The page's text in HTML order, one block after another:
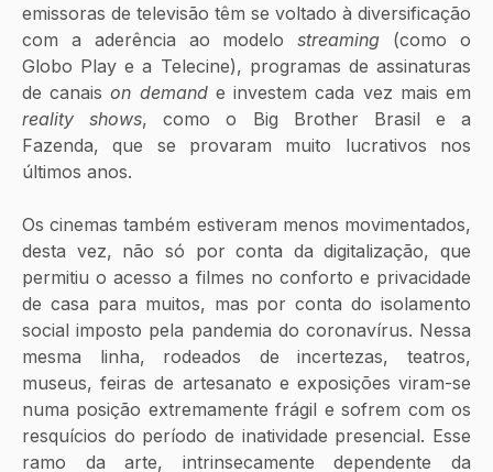
emissoras de televisão têm se voltado à diversificação
com a aderência ao modelo streaming (como o
Globo Play e a Telecine), programas de assinaturas
de canais on demand
reality shows, como o Big Brother Brasil e a
Fazenda, que se provaram muito lucrativos nos
últimos anos.
Os cinemas também estiveram menos movimentados,
desta vez, não só por conta da digitalização, que
permitiu o acesso a filmes no conforto e privacidade
de casa para muitos, mas por conta do isolamento
social imposto pela pandemia do coronavírus. Nessa
mesma linha, rodeados de incertezas, teatros,
museus, feiras de artesanato e exposições viram-se
numa posição extremamente frágil e sofrem com os
resquícios do período de inatividade presencial. Esse
ramo da arte, intrinsecamente dependente da